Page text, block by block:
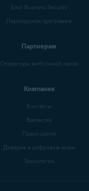
Блог Business Security
Партнерская программа
Партнерам
Операторы мобильной связи
Компания
Контакты
Вакансии
Пресс-центр
Доверие в цифровом мире
Технология